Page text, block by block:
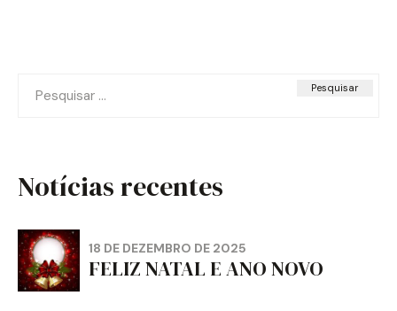
por:
Notícias recentes
18 DE DEZEMBRO DE 2025
FELIZ NATAL E ANO NOVO